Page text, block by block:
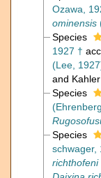
Ozawa,
ominensis
Species
1927 †
(Lee,
and
Species
Species
schwager,
richthofeni